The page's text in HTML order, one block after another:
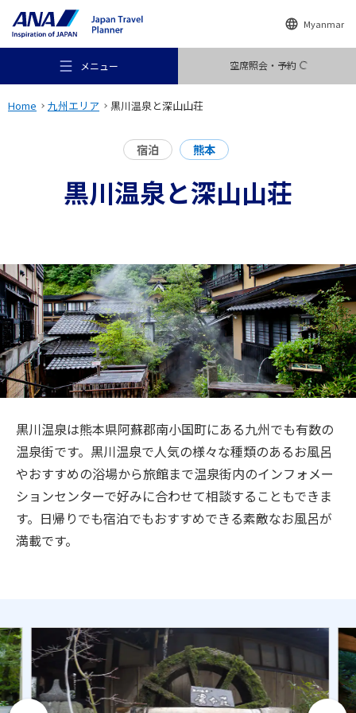
Myanmar
メニュー 空席照会・予約
おすすめの旅
行き先
旅のお役立ち情報
閉じる
Home 九州エリア 黒川温泉と深山山荘
宿泊 熊本
黒川温泉と深山山荘
黒川温泉は熊本県阿蘇郡南小国町にある九州でも有数の
温泉街です。黒川温泉で人気の様々な種類のあるお風呂
やおすすめの浴場から旅館まで温泉街内のインフォメー
ションセンターで好みに合わせて相談することもできま
す。日帰りでも宿泊でもおすすめできる素敵なお風呂が
満載です。